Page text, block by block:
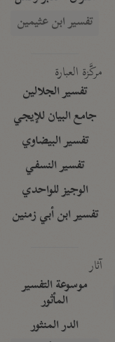
تفسير ابن عثيمين
مركَّزة العبارة
تفسير الجلالين
جامع البيان للإيجي
تفسير البيضاوي
تفسير النسفي
الوجيز للواحدي
تفسير ابن أبي زمنين
آثار
موسوعة التفسير
المأثور
الدر المنثور